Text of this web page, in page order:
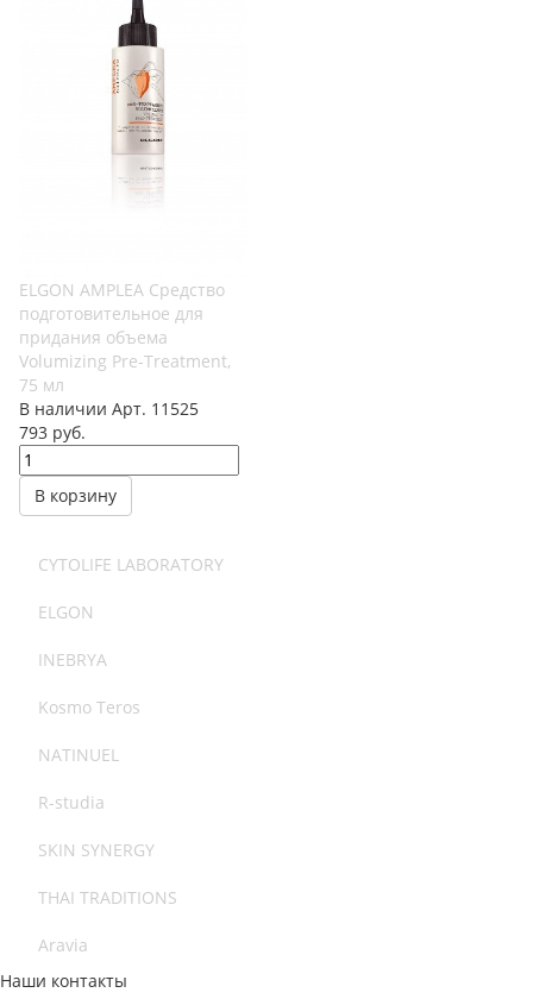
ELGON AMPLEA Средство
подготовительное для
придания объема
Volumizing Pre-Treatment,
75 мл
В наличии Арт. 11525
793 руб.
В корзину
CYTOLIFE LABORATORY
ELGON
INEBRYA
Kosmo Teros
NATINUEL
R-studia
SKIN SYNERGY
THAI TRADITIONS
Aravia
Наши контакты